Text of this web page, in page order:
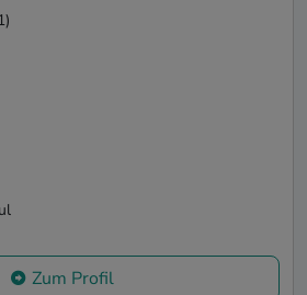
Zum Profil